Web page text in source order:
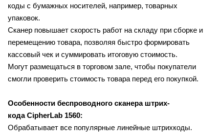
коды с бумажных носителей, например, товарных
упаковок.
Сканер повышает скорость работ на складу при сборке и
перемещению товара, позволяя быстро формировать
кассовый чек и суммировать итоговую стоимость.
Могут размещаться в торговом зале, чтобы покупатели
смогли проверить стоимость товара перед его покупкой.
Особенности беспроводного сканера штрих-
кода CipherLab 1560:
Обрабатывает все популярные линейные штрихкоды.